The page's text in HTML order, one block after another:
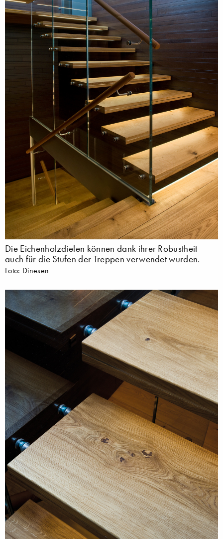
Die Eichenholzdielen können dank ihrer Robustheit
auch für die Stufen der Treppen verwendet wurden.
Foto: Dinesen